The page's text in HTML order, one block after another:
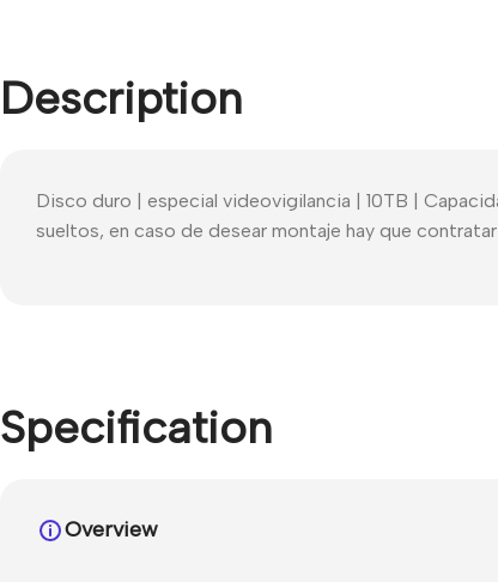
Description
Disco duro | especial videovigilancia | 10TB |
sueltos, en caso de desear montaje hay que
Specification
Overview